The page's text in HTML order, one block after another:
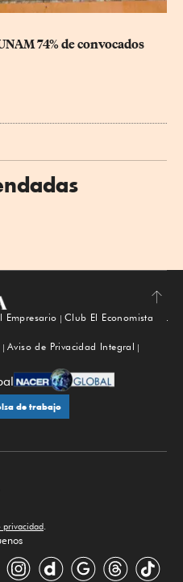
74% de convocados
Subir
Empresario
Club El Economista
Aviso de Privacidad Integral
de trabajo
privacidad